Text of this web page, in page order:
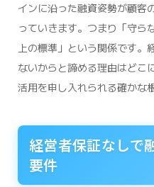
インに沿った融資姿勢が顧客
っていきます。つまり「守ら
上の標準」という関係です
ないからと諦める理由はどこ
活用を申し入れられる確かな
経営者保証なしで
要件